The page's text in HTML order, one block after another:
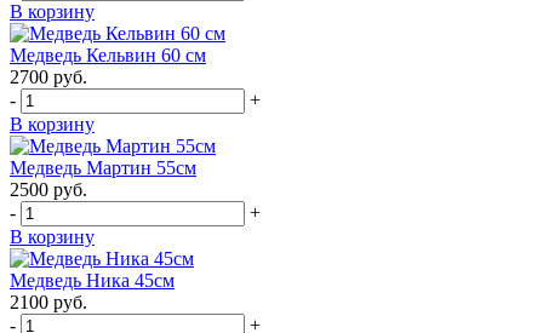
В корзину
Медведь Кельвин 60 см
2700 руб.
-
+
В корзину
Медведь Мартин 55см
2500 руб.
-
+
В корзину
Медведь Ника 45см
2100 руб.
-
+